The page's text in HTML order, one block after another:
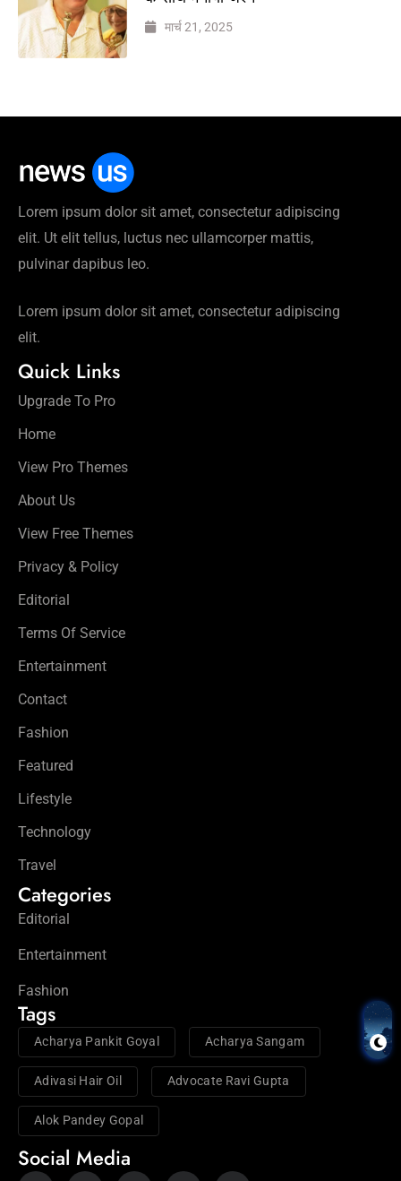
मार्च 21, 2025
Lorem ipsum dolor sit amet, consectetur adipiscing
elit. Ut elit tellus, luctus nec ullamcorper mattis,
pulvinar dapibus leo.
Lorem ipsum dolor sit amet, consectetur adipiscing
elit.
Quick Links
Upgrade To Pro
Home
View Pro Themes
About Us
View Free Themes
Privacy & Policy
Editorial
Terms Of Service
Entertainment
Contact
Fashion
Featured
Lifestyle
Technology
Travel
Categories
Editorial
Entertainment
Fashion
Tags
Acharya Pankit Goyal Acharya Sangam
Adivasi Hair Oil Advocate Ravi Gupta
Alok Pandey Gopal
Social Media